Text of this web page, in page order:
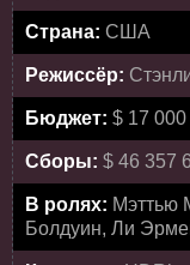
Страна: США
Режиссёр:
Бюджет: $ 17
Сборы: $ 46 357
В ролях: Мэттью
Болдуин, Ли